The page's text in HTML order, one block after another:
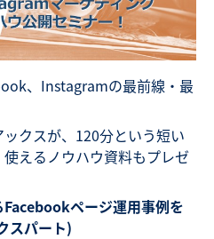
、Instagramの最前線・最
クスが、120分という短い
えるノウハウ資料もプレゼ
ページ運用事例を
スパート)